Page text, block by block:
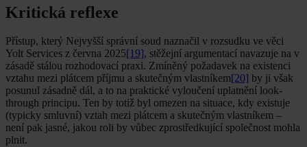
Kritická reflexe
Přístup, který Nejvyšší správní soud naznačil v rozsudku ve věci
Yolt Services z června 2025[19], stěžejní argumentací navazuje na v
zásadě stálou rozhodovací praxi. Zmíněný požadavek na existenci
vztahu mezi plátcem příjmu a skutečným vlastníkem[20] by ji však
posunul zásadně dál, a to na praktické vyloučení uplatnění look-
through principu. Ten by totiž byl omezen na situace, kdy existuje
(typicky smluvní) vztah mezi plátcem a skutečným vlastníkem –
není pak jasné, jakou roli by vůbec zprostředkující společnost mohla
plnit.